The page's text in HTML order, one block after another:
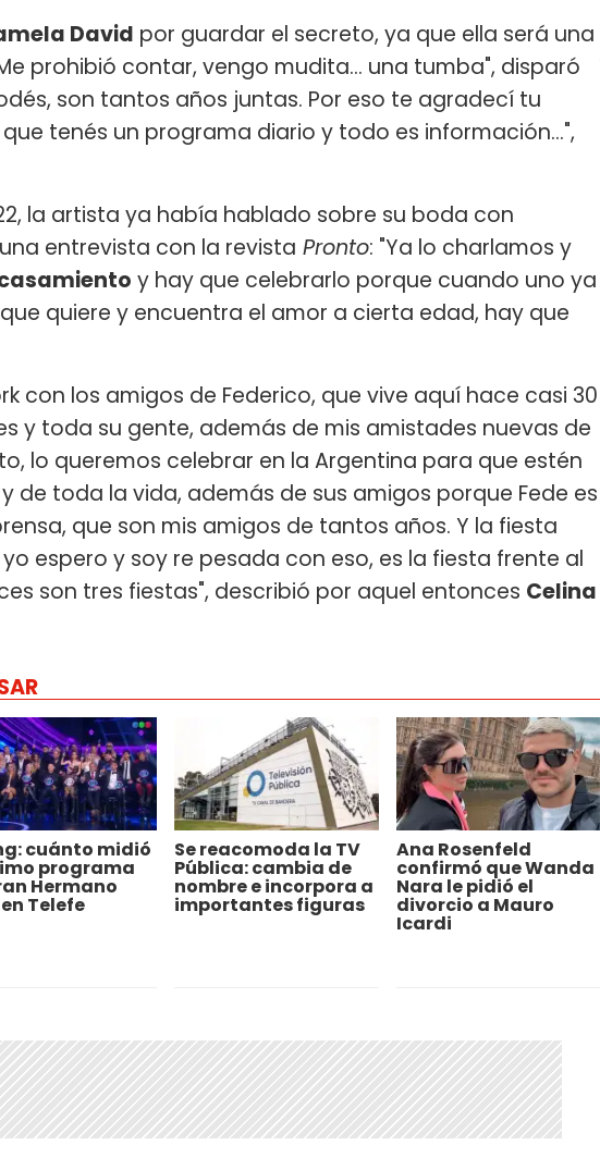
David por guardar el secreto, ya que ella será una
prohibió contar, vengo mudita... una tumba", disparó
son tantos años juntas. Por eso te agradecí tu
tenés un programa diario y todo es información...",
la artista ya había hablado sobre su boda con
entrevista con la revista Pronto: "Ya lo charlamos y
y hay que celebrarlo porque cuando uno ya
quiere y encuentra el amor a cierta edad, hay que
con los amigos de Federico, que vive aquí hace casi 30
y toda su gente, además de mis amistades nuevas de
lo queremos celebrar en la Argentina para que estén
de toda la vida, además de sus amigos porque Fede es
que son mis amigos de tantos años. Y la fiesta
espero y soy re pesada con eso, es la fiesta frente al
son tres fiestas", describió por aquel entonces Celina
cuánto midió
programa
Hermano
Telefe
Se reacomoda la TV
Pública: cambia de
nombre e incorpora a
importantes figuras
Ana Rosenfeld
confirmó que Wanda
Nara le pidió el
divorcio a Mauro
Icardi